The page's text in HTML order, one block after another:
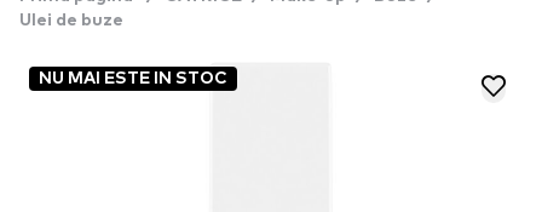
Ulei de buze
NU MAI ESTE IN STOC